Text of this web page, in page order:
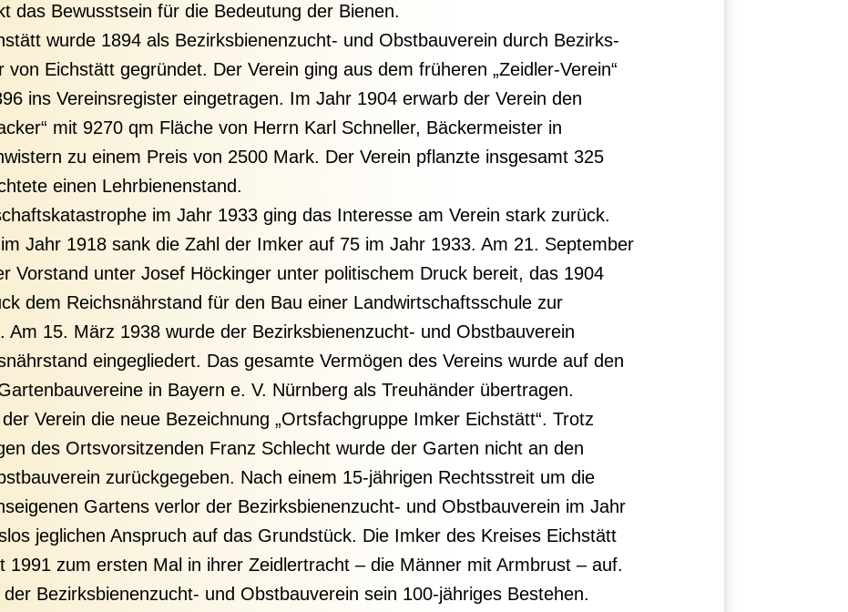
das Bewusstsein für die Bedeutung der Bienen.
wurde 1894 als Bezirksbienenzucht- und Obstbauverein durch Bezirks-
Eichstätt gegründet. Der Verein ging aus dem früheren „Zeidler-Verein“
ins Vereinsregister eingetragen. Im Jahr 1904 erwarb der Verein den
mit 9270 qm Fläche von Herrn Karl Schneller, Bäckermeister in
zu einem Preis von 2500 Mark. Der Verein pflanzte insgesamt 325
einen Lehrbienenstand.
im Jahr 1933 ging das Interesse am Verein stark zurück.
Jahr 1918 sank die Zahl der Imker auf 75 im Jahr 1933. Am 21. September
Vorstand unter Josef Höckinger unter politischem Druck bereit, das 1904
dem Reichsnährstand für den Bau einer Landwirtschaftsschule zur
Am 15. März 1938 wurde der Bezirksbienenzucht- und Obstbauverein
eingegliedert. Das gesamte Vermögen des Vereins wurde auf den
in Bayern e. V. Nürnberg als Treuhänder übertragen.
Verein die neue Bezeichnung „Ortsfachgruppe Imker Eichstätt“. Trotz
des Ortsvorsitzenden Franz Schlecht wurde der Garten nicht an den
zurückgegeben. Nach einem 15-jährigen Rechtsstreit um die
Gartens verlor der Bezirksbienenzucht- und Obstbauverein im Jahr
jeglichen Anspruch auf das Grundstück. Die Imker des Kreises Eichstätt
1991 zum ersten Mal in ihrer Zeidlertracht – die Männer mit Armbrust – auf.
Bezirksbienenzucht- und Obstbauverein sein 100-jähriges Bestehen.